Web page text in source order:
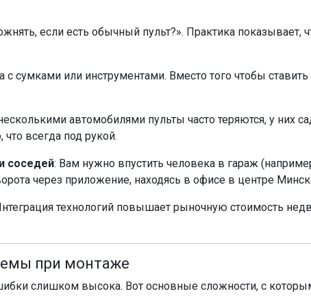
если есть обычный пульт?». Практика показывает,
сумками или инструментами. Вместо того чтобы
автомобилями пульты часто теряются, у них
всегда под рукой.
соседей: Вам нужно впустить человека в гараж
через приложение, находясь в офисе в центре
технологий повышает рыночную стоимость
при монтаже
слишком высока. Вот основные сложности, с